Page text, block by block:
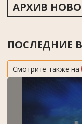
АРХИВ
ПОСЛЕДНИЕ
Смотрите также на